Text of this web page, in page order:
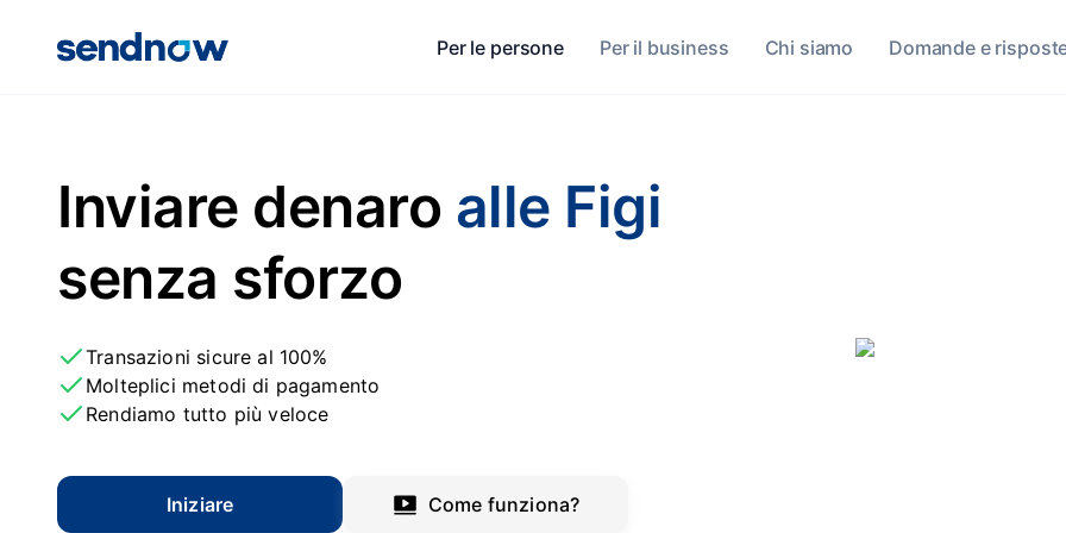
Per le persone Per il business Chi siamo Domande e
Inviare denaro alle Figi
senza sforzo
Transazioni sicure al 100%
Molteplici metodi di pagamento
Rendiamo tutto più veloce
Iniziare Come funziona?